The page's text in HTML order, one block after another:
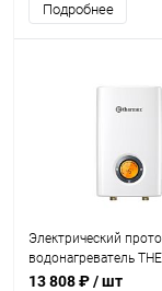
Подробнее
Электрический
водонагреватель
Topflow 15000
13 808 ₽/ шт